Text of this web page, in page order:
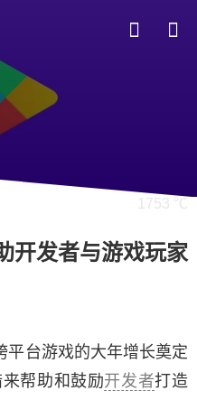
1753 ℃
开发者与游戏玩家
平台游戏的大年增长奠定
帮助和鼓励开发者打造